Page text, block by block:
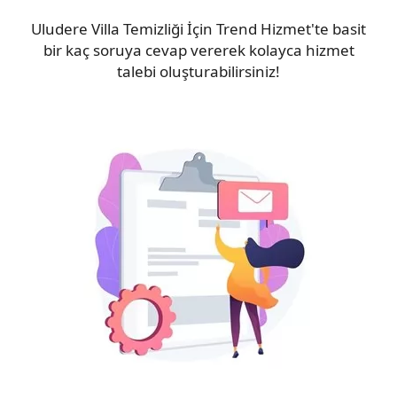
Uludere Villa Temizliği İçin Trend Hizmet'te basit
bir kaç soruya cevap vererek kolayca hizmet
talebi oluşturabilirsiniz!